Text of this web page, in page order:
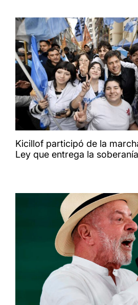
Kicillof participó de la
Ley que entrega la